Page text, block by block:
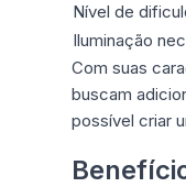
Nível de
Iluminação
Com suas
buscam
possível criar